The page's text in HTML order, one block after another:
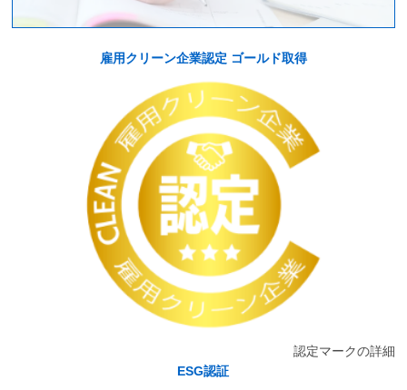
雇用クリーン企業認定 ゴールド取得
認定マークの詳細
ESG認証